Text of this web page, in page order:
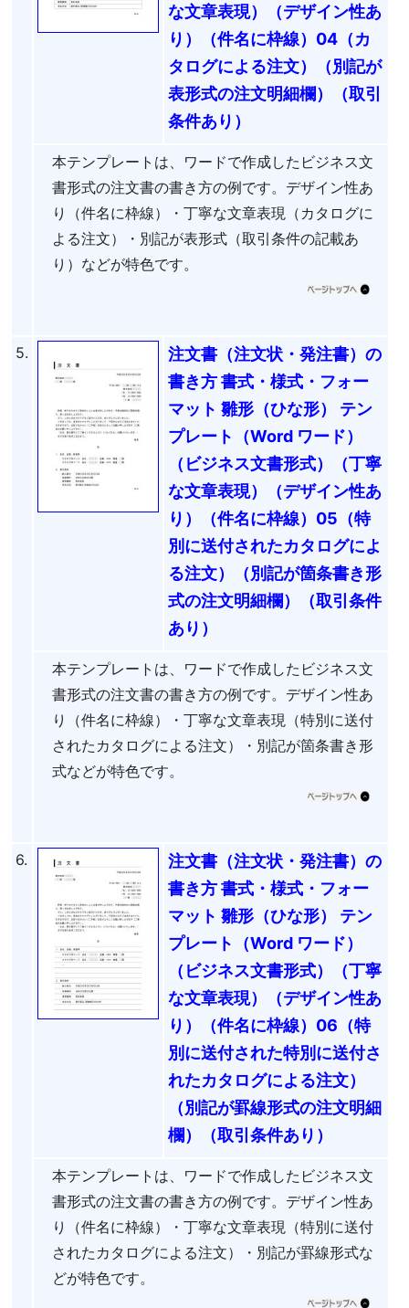
な文章表現）（デザイン性あ
り）（件名に枠線）04（カ
タログによる注文）（別記が
表形式の注文明細欄）（取引
条件あり）
本テンプレートは、ワードで作成したビジネス文
書形式の注文書の書き方の例です。デザイン性あ
り（件名に枠線）・丁寧な文章表現（カタログに
よる注文）・別記が表形式（取引条件の記載あ
り）などが特色です。
5.
注文書（注文状・発注書）の
書き方 書式・様式・フォー
マット 雛形（ひな形） テン
プレート（Word ワード）
（ビジネス文書形式）（丁寧
な文章表現）（デザイン性あ
り）（件名に枠線）05（特
別に送付されたカタログによ
る注文）（別記が箇条書き形
式の注文明細欄）（取引条件
あり）
本テンプレートは、ワードで作成したビジネス文
書形式の注文書の書き方の例です。デザイン性あ
り（件名に枠線）・丁寧な文章表現（特別に送付
されたカタログによる注文）・別記が箇条書き形
式などが特色です。
6.
注文書（注文状・発注書）の
書き方 書式・様式・フォー
マット 雛形（ひな形） テン
プレート（Word ワード）
（ビジネス文書形式）（丁寧
な文章表現）（デザイン性あ
り）（件名に枠線）06（特
別に送付された特別に送付さ
れたカタログによる注文）
（別記が罫線形式の注文明細
欄）（取引条件あり）
本テンプレートは、ワードで作成したビジネス文
書形式の注文書の書き方の例です。デザイン性あ
り（件名に枠線）・丁寧な文章表現（特別に送付
されたカタログによる注文）・別記が罫線形式な
どが特色です。